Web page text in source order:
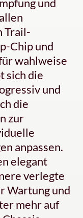
Trail-
Chip und
wahlweise
sich die
und
die
zur
anpassen.
elegant
verlegte
Wartung und
mehr auf